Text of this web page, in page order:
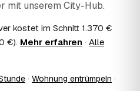
— etwa bei einer
von Sozialhilfe oder
Umzug. Wichtig: Den Antrag
beim zuständigen Amt
entscheidet aber nicht
mit unserem City-Hub.
kostet im Schnitt 1.370 €
€). Mehr erfahren · Alle
· Wohnung entrümpeln ·